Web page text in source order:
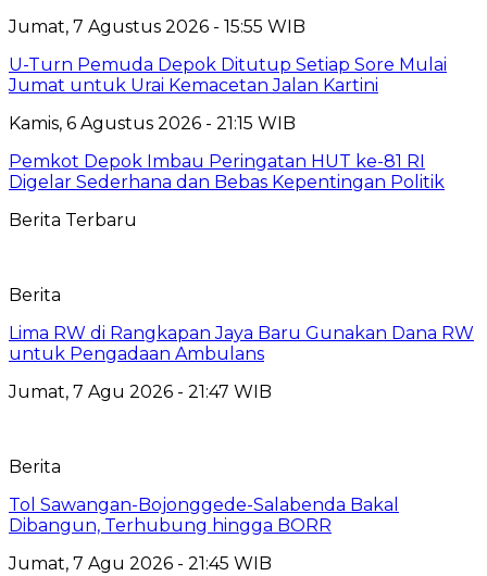
Jumat, 7 Agustus 2026 - 15:55 WIB
U-Turn Pemuda Depok Ditutup Setiap Sore Mulai
Jumat untuk Urai Kemacetan Jalan Kartini
Kamis, 6 Agustus 2026 - 21:15 WIB
Pemkot Depok Imbau Peringatan HUT ke-81 RI
Digelar Sederhana dan Bebas Kepentingan Politik
Berita Terbaru
Berita
Lima RW di Rangkapan Jaya Baru Gunakan Dana RW
untuk Pengadaan Ambulans
Jumat, 7 Agu 2026 - 21:47 WIB
Berita
Tol Sawangan-Bojonggede-Salabenda Bakal
Dibangun, Terhubung hingga BORR
Jumat, 7 Agu 2026 - 21:45 WIB